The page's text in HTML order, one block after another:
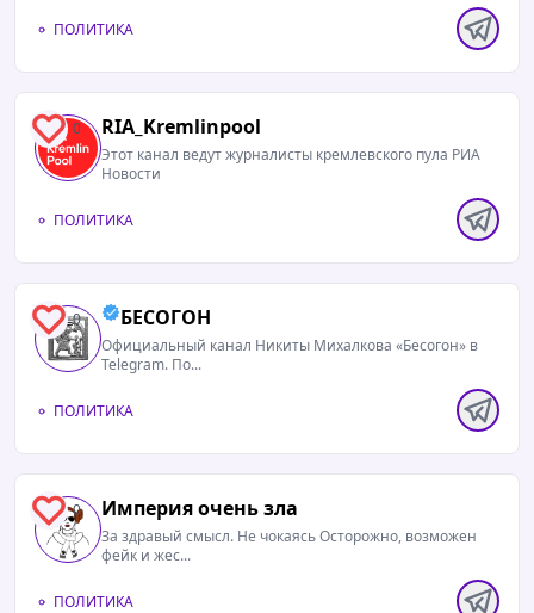
ПОЛИТИКА
0 RIA_Kremlinpool
Этот канал ведут журналисты кремлевского пула РИА
Новости
ПОЛИТИКА
0 БЕСОГОН
Официальный канал Никиты Михалкова «Бесогон» в
Telegram. По...
ПОЛИТИКА
0 Империя очень зла
За здравый смысл. Не чокаясь Осторожно, возможен
фейк и жес...
ПОЛИТИКА